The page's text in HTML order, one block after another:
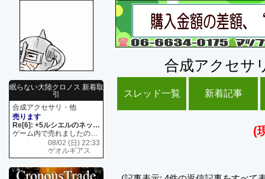
眠らない大陸クロノス 新着取
引
合成アクセサリ・他
売ります
Re[6]: +5ルシエルのネックレス
ゲーム内で売れましたので 在庫がネク1 リング4 となります リングのお値段は80G といたします
08/02 (日) 22:33
ゲオルギアス
合成アクセサ
スレッド一覧 新着記事
(